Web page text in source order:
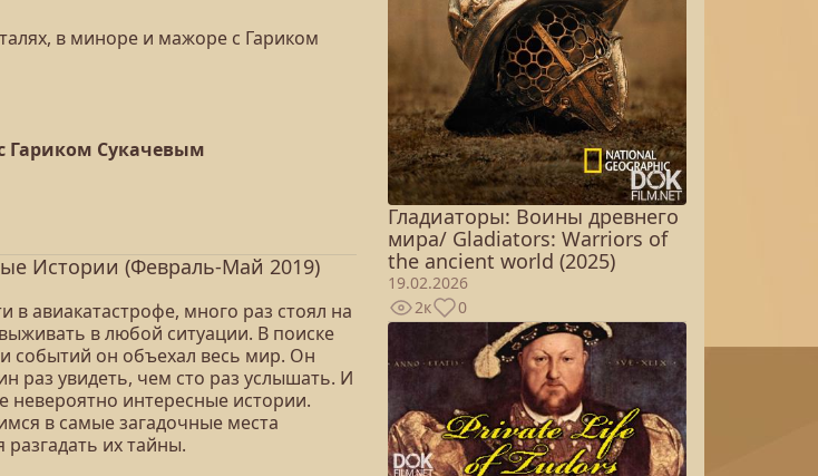
в миноре и мажоре с Гариком
Гариком Сукачевым
Истории (Февраль-Май 2019)
в авиакатастрофе, много раз стоял на
в любой ситуации. В поиске
событий он объехал весь мир. Он
раз увидеть, чем сто раз услышать. И
невероятно интересные истории.
в самые загадочные места
их тайны.
Гладиаторы: Воины древнего
мира/ Gladiators: Warriors of
the ancient world (2025)
19.02.2026
2к
0